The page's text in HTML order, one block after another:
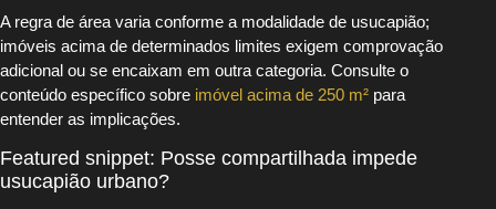
A regra de área varia conforme a modalidade de usucapião;
imóveis acima de determinados limites exigem comprovação
adicional ou se encaixam em outra categoria. Consulte o
conteúdo específico sobre imóvel acima de 250 m² para
entender as implicações.
Featured snippet: Posse compartilhada impede
usucapião urbano?